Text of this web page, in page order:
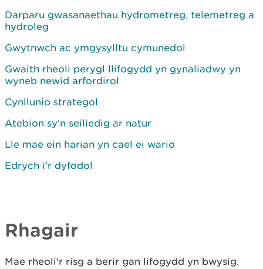
Darparu gwasanaethau hydrometreg, telemetreg a
hydroleg
Gwytnwch ac ymgysylltu cymunedol
Gwaith rheoli perygl llifogydd yn gynaliadwy yn
wyneb newid arfordirol
Cynllunio strategol
Atebion sy'n seiliedig ar natur
Lle mae ein harian yn cael ei wario
Edrych i’r dyfodol
Rhagair
Mae rheoli'r risg a berir gan lifogydd yn bwysig.